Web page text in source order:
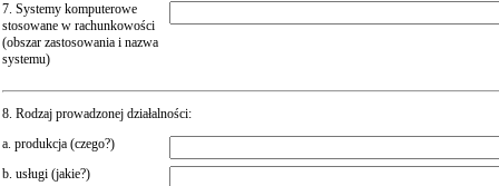
7. Systemy komputerowe
stosowane w rachunkowości
(obszar zastosowania i nazwa
systemu)
8. Rodzaj prowadzonej działalności:
a. produkcja (czego?)
b. usługi (jakie?)